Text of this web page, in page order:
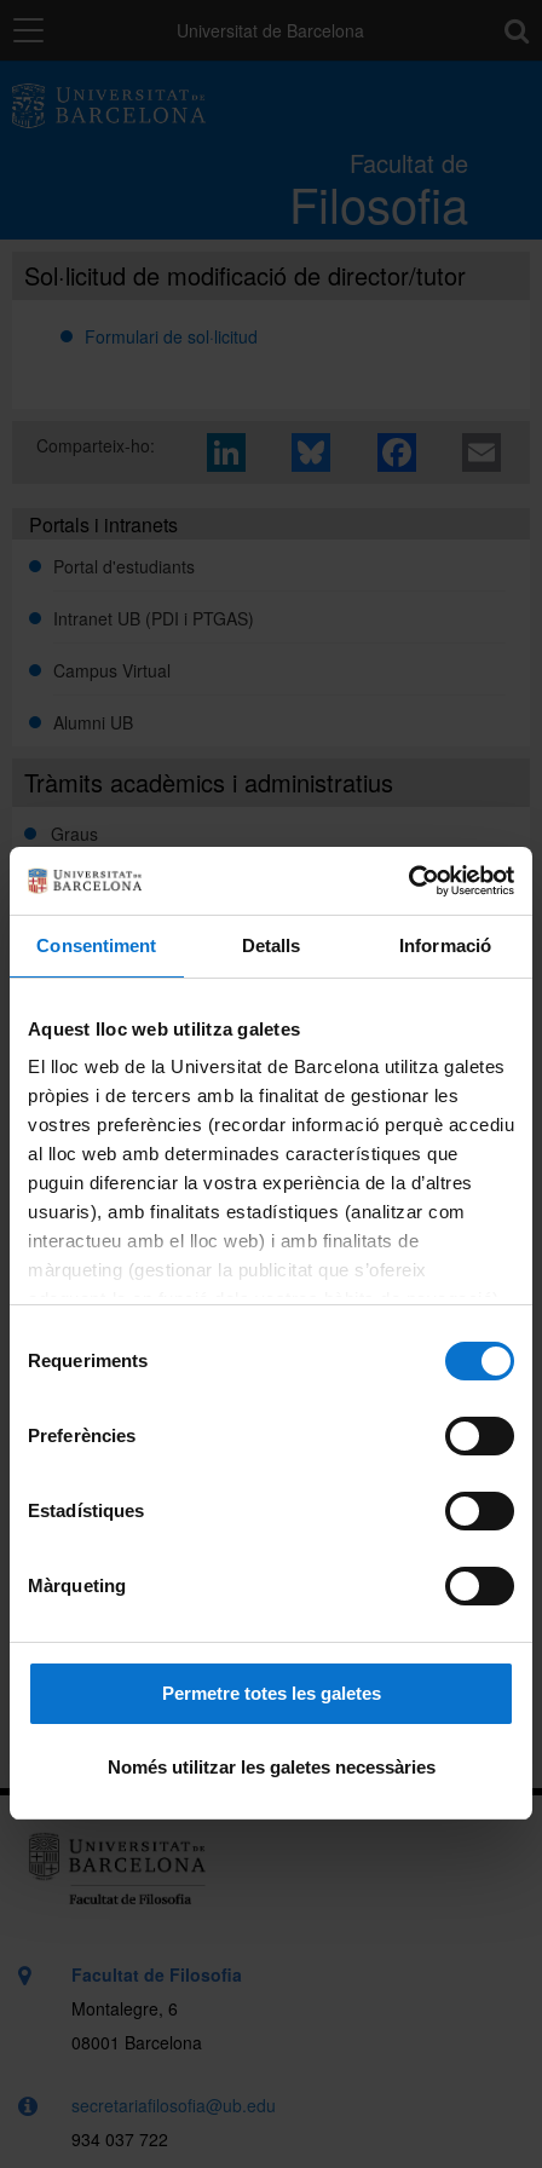
Consentiment Detalls Informació
Aquest lloc web utilitza galetes
El lloc web de la Universitat de Barcelona utilitza galetes
pròpies i de tercers amb la finalitat de gestionar les
vostres preferències (recordar informació perquè accediu
al lloc web amb determinades característiques que
puguin diferenciar la vostra experiència de la d’altres
usuaris), amb finalitats estadístiques (analitzar com
interactueu amb el lloc web) i amb finalitats de
màrqueting (gestionar la publicitat que s’ofereix
consultar laPolítica de galetes del lloc web de la
Requeriments
Preferències
Estadístiques
Màrqueting
Permetre totes les galetes
Només utilitzar les galetes necessàries
Navegació Universitat de Barcelona
Facultat de
Filosofia
Estudis
Recerca i innovació
Mobilitat
Directori
English
Tràmits acadèmics i administratius
Graus
Màsters universitaris
Doctorats
Matrícula
Document de compromís
Sol·licitud de modificació de director/tutor
Sol·licitud de pròrroga
Sol·licitud de baixa temporal
Sol·licitud títol de doctor
Sol·licitud de modificació de director/tutor
Formulari de sol·licitud
Comparteix-ho:
Portals i intranets
Portal d'estudiants
Intranet UB (PDI i PTGAS)
Campus Virtual
Alumni UB
Facultat de Filosofia
Montalegre, 6
08001 Barcelona
secretariafilosofia@ub.edu
934 037 722